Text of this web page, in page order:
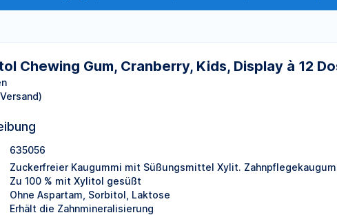
Chewing Gum, Cranberry, Kids, Display à 12
635056
Zuckerfreier Kaugummi mit Süßungsmittel Xylit.
Zu 100 % mit Xylitol gesüßt
Ohne Aspartam, Sorbitol, Laktose
Erhält die Zahnmineralisierung